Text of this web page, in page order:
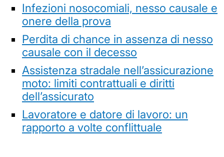
Infezioni nosocomiali, nesso causale e
onere della prova
Perdita di chance in assenza di nesso
causale con il decesso
Assistenza stradale nell’assicurazione
moto: limiti contrattuali e diritti
dell’assicurato
Lavoratore e datore di lavoro: un
rapporto a volte conflittuale